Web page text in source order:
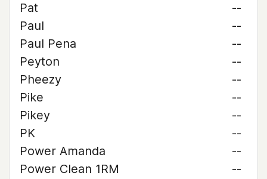
Pat
--
Paul
--
Paul Pena
--
Peyton
--
Pheezy
--
Pike
--
Pikey
--
PK
--
Power Amanda
--
Power Clean 1RM
--